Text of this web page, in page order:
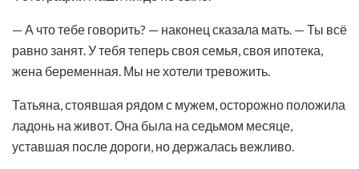
— А что тебе говорить? — наконец сказала мать. — Ты всё
равно занят. У тебя теперь своя семья, своя ипотека,
жена беременная. Мы не хотели тревожить.
Татьяна, стоявшая рядом с мужем, осторожно положила
ладонь на живот. Она была на седьмом месяце,
уставшая после дороги, но держалась вежливо.